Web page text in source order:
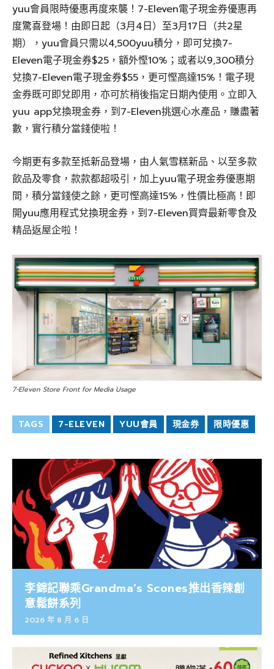
yuu會員限時優惠再度來襲！7-Eleven電子現金券優惠再
度驚喜登場！由即日起（3月4日）至3月17日（共2星
期），yuu會員只需以4,500yuu積分，即可兌換7-
Eleven電子現金券$25，額外慳10%；或者以9,300積分
兌換7-Eleven電子現金券$55，更可慳高達15%！電子現
金券既可即兌即用，亦可於稍後指定日期內使用。立即入
yuu app兌換現金券，到7-Eleven挑選心水產品，賺盡著
數，實行積分當錢使啦！
今期更有多款至抵新品登場，由人氣雪糕新品、以至多款
飲品及零食，款款都超吸引，加上yuu電子現金券優惠期
間，積分當錢使之餘，更可慳高達15%，性價比極高！即
開yuu應用程式兌換現金券，到7-Eleven買齊最新零食及
精品返屋企啦！
7-Eleven Store Front for Media Usage
TAGS 7-ELEVEN YUU會員 現金券 限時優惠
李錦記聯乘Grandma’s Scones推出香辣創
意鬆餅系列
2026 年 8 月 6 日